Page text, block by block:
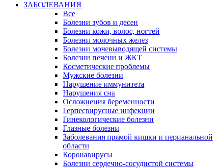
ЗАБОЛЕВАНИЯ
Все
Болезни зубов и десен
Болезни кожи, волос, ногтей
Болезни молочных желез
Болезни мочевыводящей системы
Болезни печени и ЖКТ
Косметические проблемы
Мужские болезни
Нарушение иммунитета
Нарушения сна
Осложнения беременности
Герпесвирусные инфекции
Гинекологические болезни
Глазные болезни
Заболевания прямой кишки и перианальной
области
Коронавирусы
Болезни сердечно-сосудистой системы